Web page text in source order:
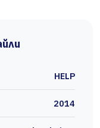
HELP
2014